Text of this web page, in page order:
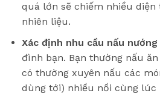
quá lớn sẽ chiếm nhiều diện
nhiên liệu.
Xác định nhu cầu nấu
đình bạn. Bạn thường nấu
có thường xuyên nấu các
dùng tới) nhiều nồi cùng lúc